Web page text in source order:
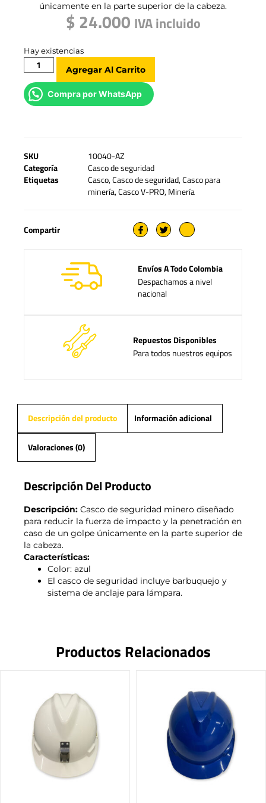
únicamente en la parte superior de la cabeza.
$ 24.000 IVA incluido
Hay existencias
Agregar Al Carrito
Compra por WhatsApp
SKU
10040-AZ
Categoría
Casco de seguridad
Etiquetas
Casco,Casco de seguridad,Casco para
minería,Casco V-PRO,Minería
Compartir
Envíos A Todo Colombia
Despachamos a nivel
nacional
Repuestos Disponibles
Para todos nuestros equipos
Descripción del producto Información adicional
Valoraciones (0)
Descripción Del Producto
Descripción: Casco de seguridad minero diseñado
para reducir la fuerza de impacto y la penetración en
caso de un golpe únicamente en la parte superior de
la cabeza.
Características:
Color: azul
El casco de seguridad incluye barbuquejo y
sistema de anclaje para lámpara.
Productos Relacionados